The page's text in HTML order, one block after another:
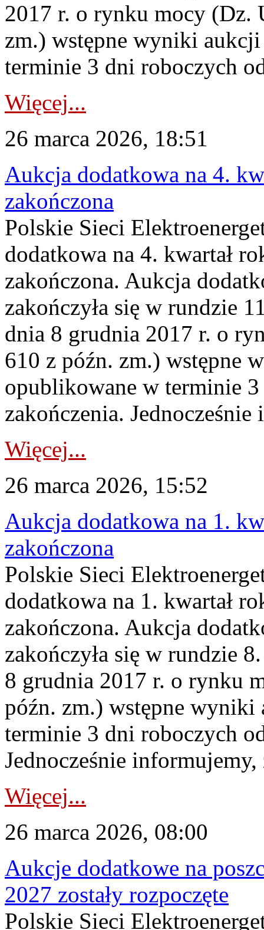
2017 r. o rynku mocy (Dz.
zm.) wstępne wyniki
terminie 3 dni roboczych
Więcej...
26 marca 2026, 18:51
Aukcja dodatkowa na 4.
zakończona
Polskie Sieci
dodatkowa na 4. kwartał
zakończona. Aukcja
zakończyła się w rundzie
dnia 8 grudnia 2017 r. o
610 z późn. zm.) wstępne
opublikowane w terminie
zakończenia.
Więcej...
26 marca 2026, 15:52
Aukcja dodatkowa na 1.
zakończona
Polskie Sieci
dodatkowa na 1. kwartał
zakończona. Aukcja
zakończyła się w rundzie
8 grudnia 2017 r. o rynku
późn. zm.) wstępne
terminie 3 dni roboczych
Jednocześnie informujemy,
Więcej...
26 marca 2026, 08:00
Aukcje dodatkowe na
2027 zostały rozpoczęte
Polskie Sieci